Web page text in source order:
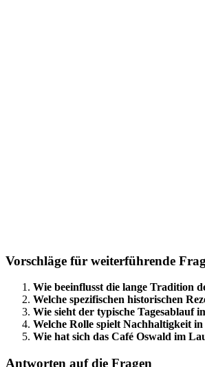
Vorschläge für weiterführende
Wie beeinflusst die lange Tradition
Welche spezifischen historischen
Wie sieht der typische Tagesablauf
Welche Rolle spielt Nachhaltigkeit
Wie hat sich das Café Oswald im
Antworten auf die Fragen